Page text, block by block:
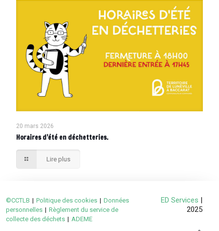
20 mars 2026
Horaires d’été en déchetteries.
Lire plus
©CCTLB | Politique des cookies | Données
personnelles | Règlement du service de
collecte des déchets | ADEME
ED Services |
2025